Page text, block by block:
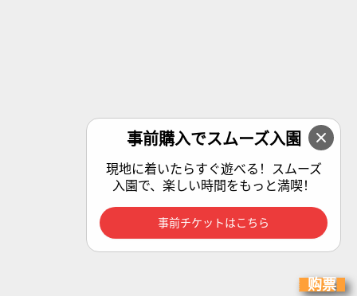
购票
事前購入でスムーズ入園
現地に着いたらすぐ遊べる！スムーズ
入園で、楽しい時間をもっと満喫！
事前チケットはこちら